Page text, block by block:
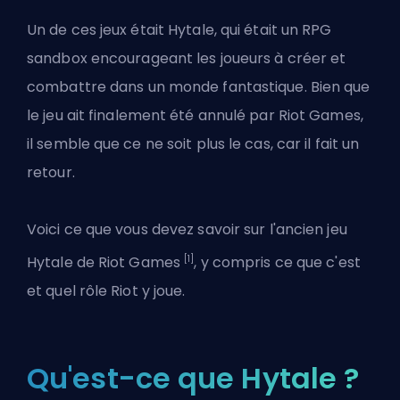
Un de ces jeux était Hytale, qui était un RPG
sandbox encourageant les joueurs à créer et
combattre dans un monde fantastique. Bien que
le jeu ait finalement été annulé par Riot Games,
il semble que ce ne soit plus le cas, car il fait un
retour.
Voici ce que vous devez savoir sur l'ancienjeu
Hytale de Riot Games [1] , y compris ce que c'est
et quel rôle Riot y joue.
Qu'est-ce que Hytale ?